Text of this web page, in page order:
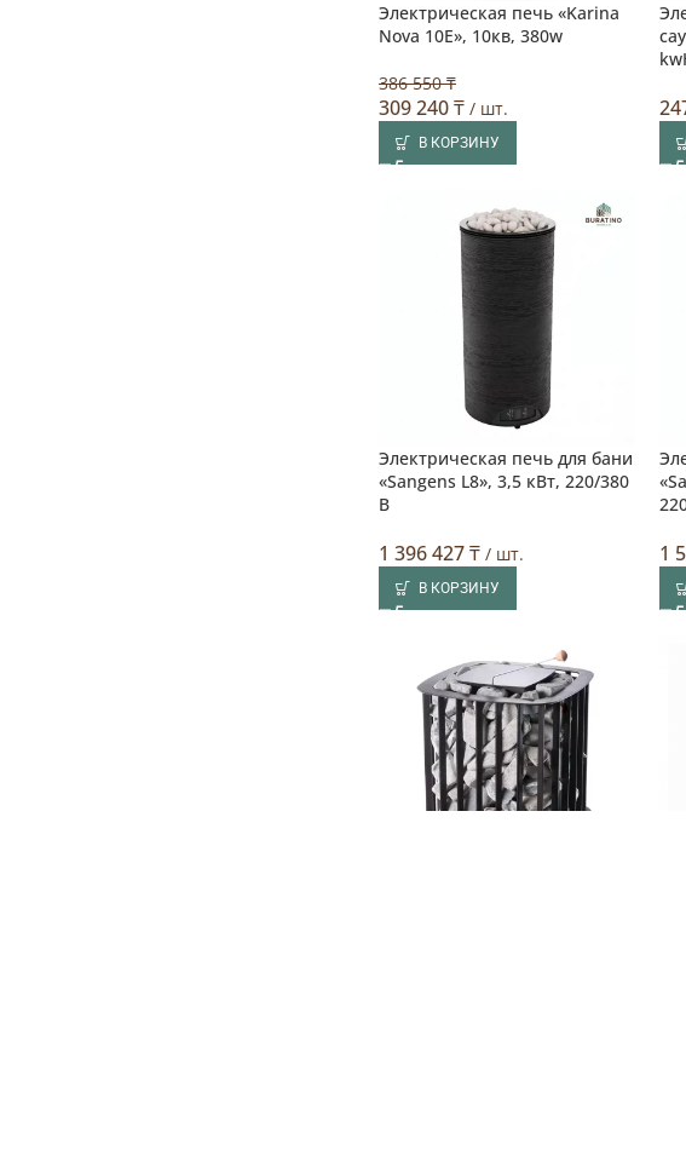
Электрическая печь «Karina
Nova 10E», 10кв, 380w
386 550 ₸
309 240₸/ шт.
В КОРЗИНУ
Электрическая печь для бани
«Sangens L8», 3,5 кВт, 220/380
В
1 396 427₸/ шт.
В КОРЗИНУ
1